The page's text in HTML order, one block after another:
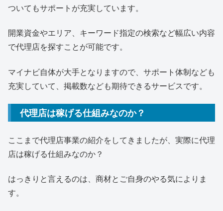
ついてもサポートが充実しています。
開業資金やエリア、キーワード指定の検索など幅広い内容
で代理店を探すことが可能です。
マイナビ自体が大手となりますので、サポート体制なども
充実していて、掲載数なども期待できるサービスです。
代理店は稼げる仕組みなのか？
ここまで代理店事業の紹介をしてきましたが、実際に代理
店は稼げる仕組みなのか？
はっきりと言えるのは、商材とご自身のやる気によりま
す。